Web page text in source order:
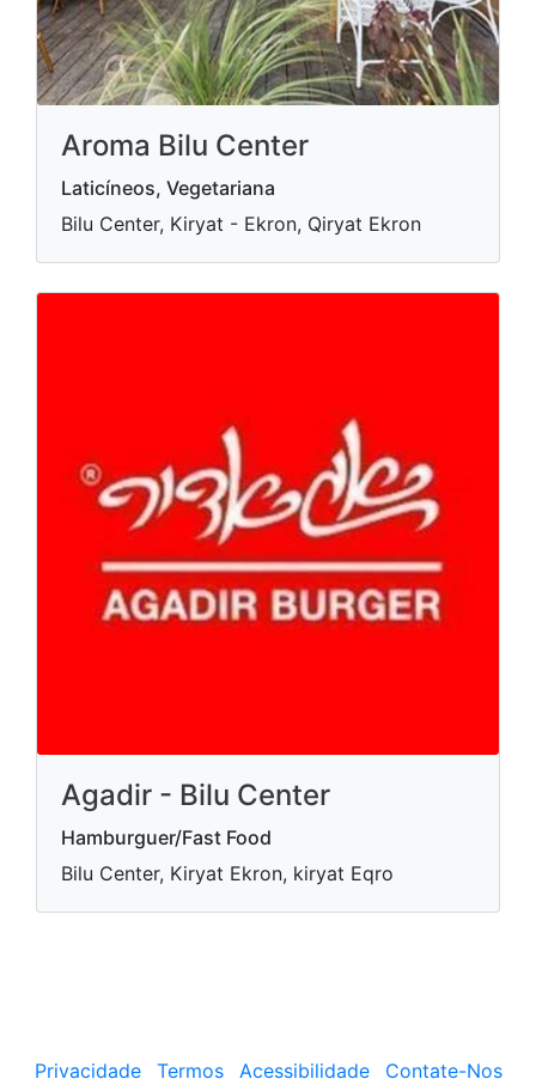
Aroma Bilu Center
Laticíneos, Vegetariana
Bilu Center, Kiryat - Ekron, Qiryat Ekron
Agadir - Bilu Center
Hamburguer/Fast Food
Bilu Center, Kiryat Ekron, kiryat Eqro
Privacidade Termos Acessibilidade Contate-Nos